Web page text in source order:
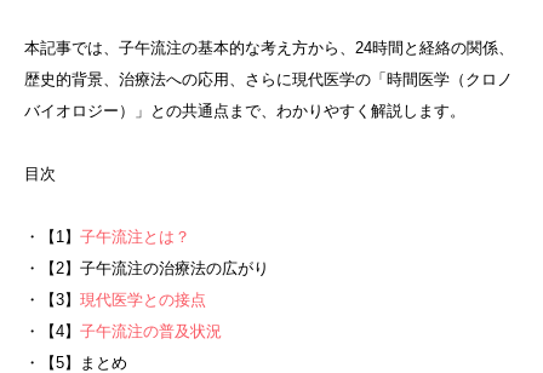
本記事では、子午流注の基本的な考え方から、24時間と経絡の関係、
歴史的背景、治療法への応用、さらに現代医学の「時間医学（クロノ
バイオロジー）」との共通点まで、わかりやすく解説します。
目次
・【1】 子午流注とは？
・【2】子午流注の治療法の広がり
・【3】 現代医学との接点
・【4】 子午流注の普及状況
・【5】まとめ